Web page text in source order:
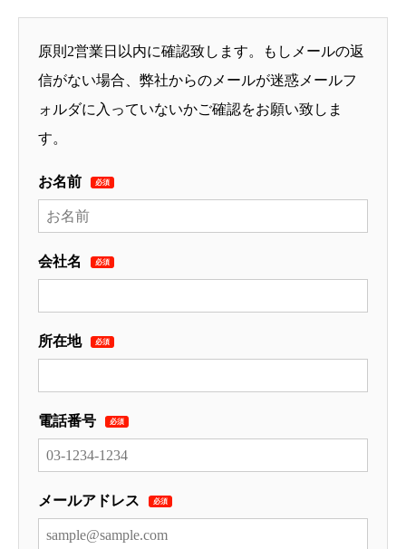
原則2営業日以内に確認致します。もしメールの返
信がない場合、弊社からのメールが迷惑メールフ
ォルダに入っていないかご確認をお願い致しま
す。
お名前 必須
会社名 必須
所在地 必須
電話番号 必須
メールアドレス 必須